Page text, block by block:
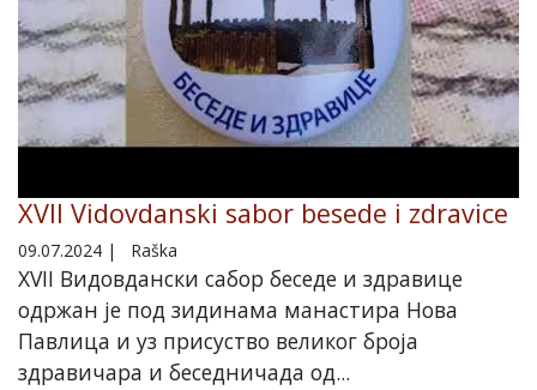
XVII Vidovdanski sabor besede i zdravice
09.07.2024 | Raška
XVII Видовдански сабор беседе и здравице
одржан је под зидинама манастира Нова
Павлица и уз присуство великог броја
здравичара и беседничада од...